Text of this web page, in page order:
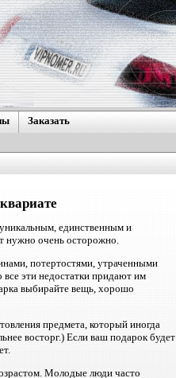
Заказать
единственным и
нужно очень осторожно.
потертостями, утраченными
эти недостатки придают им
выбирайте вещь, хорошо
предмета, который иногда
восторг.) Если ваш подарок будет
Молодые люди часто